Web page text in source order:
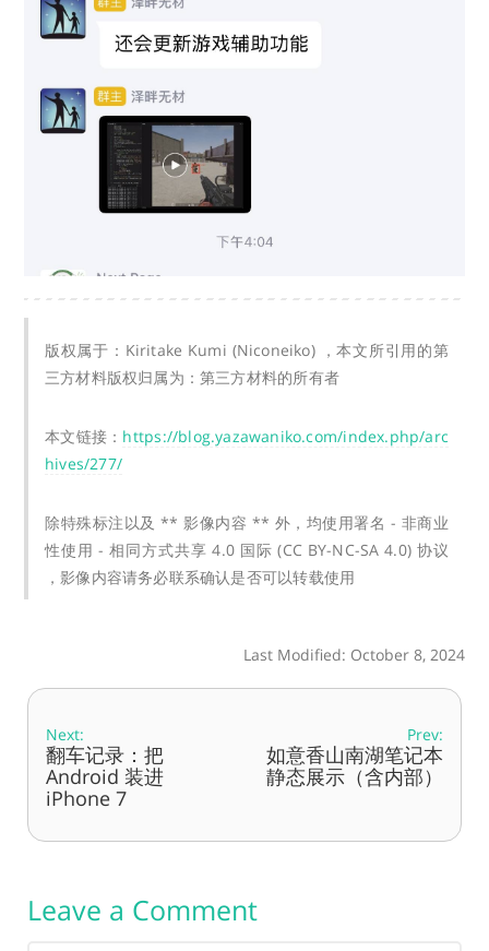
版权属于：Kiritake Kumi (Niconeiko) ，本文所引用的第
三方材料版权归属为：第三方材料的所有者
本文链接： https://blog.yazawaniko.com/index.php/arc
hives/277/
除特殊标注以及 ** 影像内容 ** 外，均使用署名 - 非商业
性使用 - 相同方式共享 4.0 国际 (CC BY-NC-SA 4.0) 协议
，影像内容请务必联系确认是否可以转载使用
Last Modified: October 8, 2024
Next:
翻车记录：把
Android 装进
iPhone 7
Prev:
如意香山南湖笔记本
静态展示（含内部）
Leave a Comment